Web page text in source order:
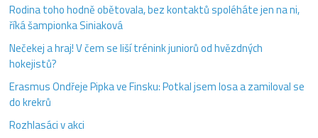
Rodina toho hodně obětovala, bez kontaktů spoléháte jen na ni,
říká šampionka Siniaková
Nečekej a hraj! V čem se liší trénink juniorů od hvězdných
hokejistů?
Erasmus Ondřeje Pipka ve Finsku: Potkal jsem losa a zamiloval se
do krekrů
Rozhlasáci v akci